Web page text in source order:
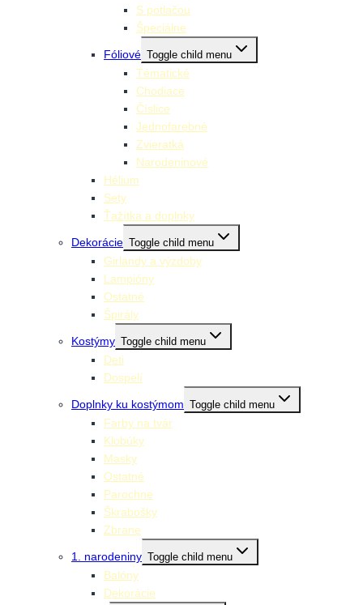
S potlačou
Špeciálne
Fóliové Toggle child menu
Tématické
Chodiace
Číslice
Jednofarebné
Zvieratká
Narodeninové
Hélium
Sety
Ťažítka a doplnky
Dekorácie Toggle child menu
Girlandy a výzdoby
Lampióny
Ostatné
Špirály
Kostýmy Toggle child menu
Deti
Dospelí
Doplnky ku kostýmom Toggle child menu
Farby na tvár
Klobúky
Masky
Ostatné
Parochne
Škrabošky
Zbrane
1. narodeniny Toggle child menu
Balóny
Dekorácie